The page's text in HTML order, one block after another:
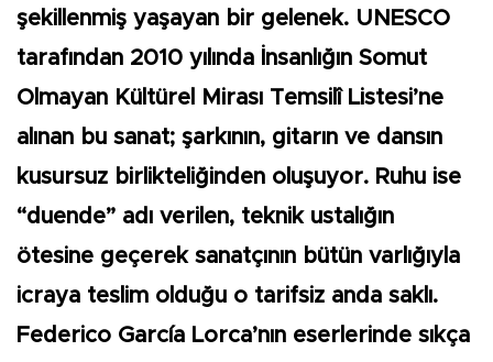
şekillenmiş yaşayan bir gelenek. UNESCO
tarafından 2010 yılında İnsanlığın Somut
Olmayan Kültürel Mirası Temsilî Listesi’ne
alınan bu sanat; şarkının, gitarın ve dansın
kusursuz birlikteliğinden oluşuyor. Ruhu ise
“duende” adı verilen, teknik ustalığın
ötesine geçerek sanatçının bütün varlığıyla
icraya teslim olduğu o tarifsiz anda saklı.
Federico García Lorca’nın eserlerinde sıkça